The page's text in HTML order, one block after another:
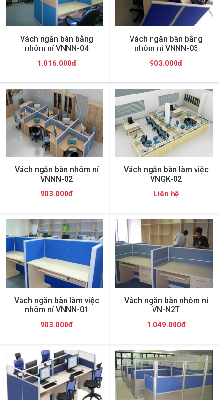
Vách ngăn bàn bằng
nhôm nỉ VNNN-04
1.016.000đ
Vách ngăn bàn bằng
nhôm nỉ VNNN-03
903.000đ
Vách ngăn bàn nhôm nỉ
VNNN-02
903.000đ
Vách ngăn bàn làm việc
VNGK-02
Liên hệ
Vách ngăn bàn làm việc
nhôm nỉ VNNN-01
903.000đ
Vách ngăn bàn nhôm nỉ
VN-N2T
1.049.000đ